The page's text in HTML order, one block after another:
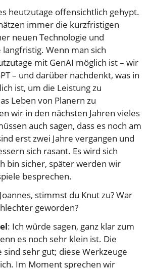
heutzutage offensichtlich gehypt.
immer die kurzfristigen
neuen Technologie und
Wenn man sich
mit GenAI möglich ist – wir
– und darüber nachdenkt, was in
ist, um die Leistung zu
Leben von Planern zu
wir in den nächsten Jahren vieles
auch sagen, dass es noch am
erst zwei Jahre vergangen und
sich rasant. Es wird sich
bin sicher, später werden wir
besprechen.
stimmst du Knut zu? War
geworden?
: Ich würde sagen, ganz klar zum
es noch sehr klein ist. Die
sind sehr gut; diese Werkzeuge
Im Moment sprechen wir